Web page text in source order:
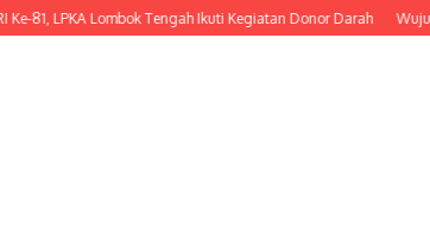
Lombok Tengah Ikuti Kegiatan Donor Darah Wujud